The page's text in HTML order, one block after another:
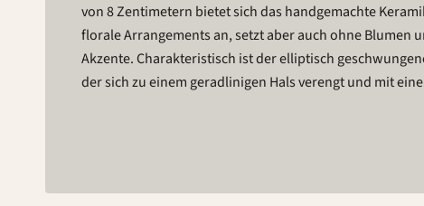
von 8 Zentimetern bietet sich das handgemachte
florale Arrangements an, setzt aber auch ohne Blumen
Akzente. Charakteristisch ist der elliptisch
der sich zu einem geradlinigen Hals verengt und mit